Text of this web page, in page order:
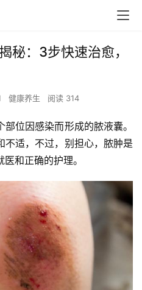
秘：3步快速治愈，
健康养生 阅读 314
位因感染而形成的脓液囊。
不适，不过，别担心，脓肿是
和正确的护理。